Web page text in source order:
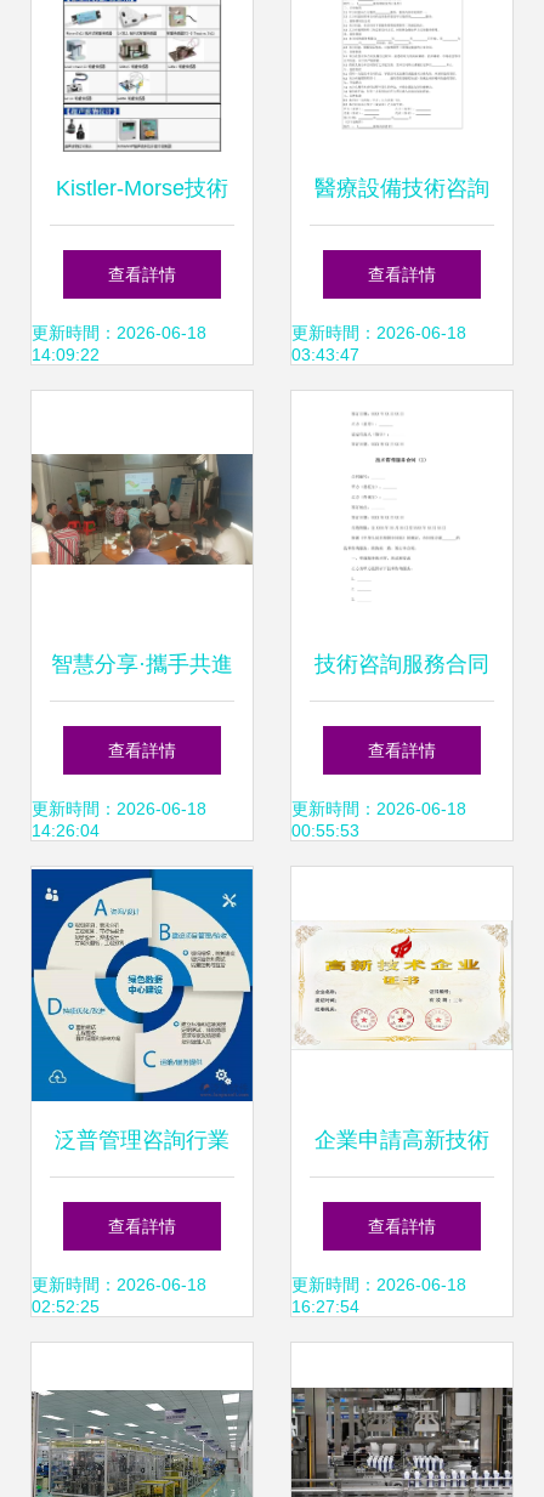
Kistler-Morse技術
咨詢 精準測量與可
靠負載管理的最佳
查看詳情
更新時間：2026-06-18
14:09:22
醫療設備技術咨詢
合同協作的技術交
流實施方案
查看詳情
更新時間：2026-06-18
03:43:47
智慧分享·攜手共進
神牛藥業25周年技
術交流活動正式啟
動
查看詳情
更新時間：2026-06-18
14:26:04
技術咨詢服務合同
關鍵要素與風險防
范指南
查看詳情
更新時間：2026-06-18
00:55:53
泛普管理咨詢行業
OA產品技術咨詢介
紹
查看詳情
更新時間：2026-06-18
02:52:25
企業申請高新技術
企業咨詢——真實
優勢不可錯過的良
查看詳情
更新時間：2026-06-18
16:27:54